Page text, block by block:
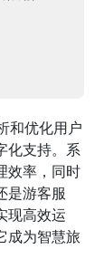
和优化用户
化支持。系
效率，同时
是游客服
现高效运
成为智慧旅